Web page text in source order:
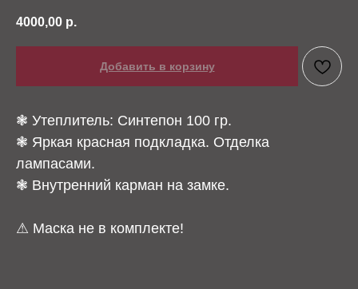
4000,00 р.
Добавить в корзину
❃ Утеплитель: Синтепон 100 гр.
❃ Яркая красная подкладка. Отделка
лампасами.
❃ Внутренний карман на замке.
⚠ Маска не в комплекте!